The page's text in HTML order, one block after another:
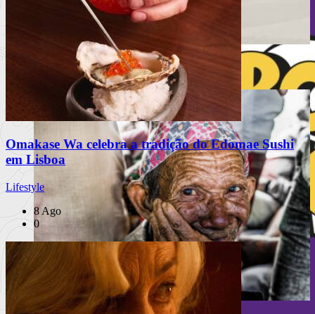
Festival Mental celebra 10 anos
Omakase Wa celebra a tradição do Edomae Sushi
em Lisboa
Lifestyle
8 Ago
0
PUB
À escuta na Rua